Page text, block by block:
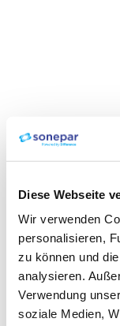
Diese Webseite
Wir verwenden
personalisieren,
zu können und
analysieren.
Verwendung
soziale Medien,